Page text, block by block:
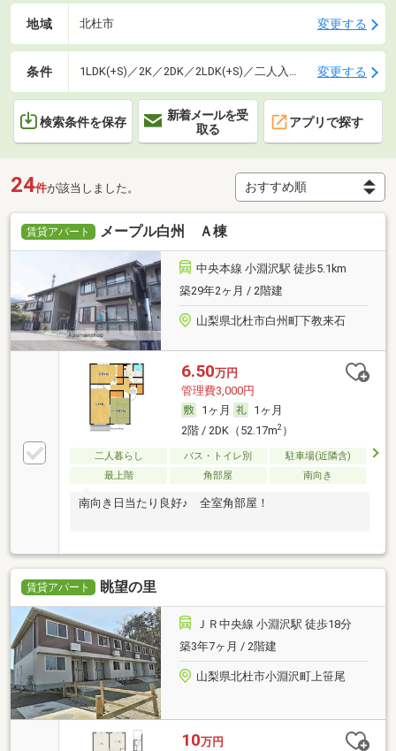
地域 北杜市 変更する
条件 1LDK(+S)／2K／2DK／2LDK(+S)／二人入居可 変更する
検索条件を保存
新着メールを受
取る
アプリで探す
24件が該当しました。
賃貸アパート メープル白州 Ａ棟
中央本線 小淵沢駅 徒歩5.1km
築29年2ヶ月 / 2階建
山梨県北杜市白州町下教来石
6.50万円
管理費3,000円
1ヶ月
1ヶ月
2階 / 2DK（52.17m2）
二人暮らし バス・トイレ別
駐車場(近隣含)
最上階
角部屋 南向き
南向き日当たり良好♪ 全室角部屋！
賃貸アパート 眺望の里
ＪＲ中央線 小淵沢駅 徒歩18分
築3年7ヶ月 / 2階建
山梨県北杜市小淵沢町上笹尾
10万円